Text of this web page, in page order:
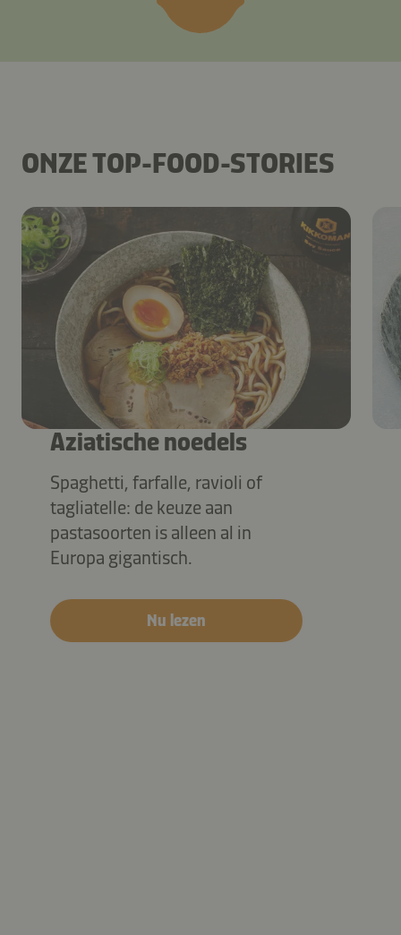
ONZE TOP-FOOD-STORIES
Aziatische noedels
Spaghetti, farfalle, ravioli of
tagliatelle: de keuze aan
pastasoorten is alleen al in
Europa gigantisch.
Nu lezen